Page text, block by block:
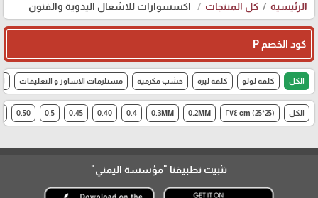
الرئيسية كل المنتجات اكسسوارات للاشغال اليدوية والفنون
كود الخصم P
الكل كلفة لولو كلفة ليرة خشب مكرمية مستلزمات الاساور و التعليقات
الكل (25*25) cm ٢٧٤ 0.2MM
0.3MM
0.4
0.40
0.45
0.5
0.50
تثبيت تطبيقنا "مؤسسة اليمني"